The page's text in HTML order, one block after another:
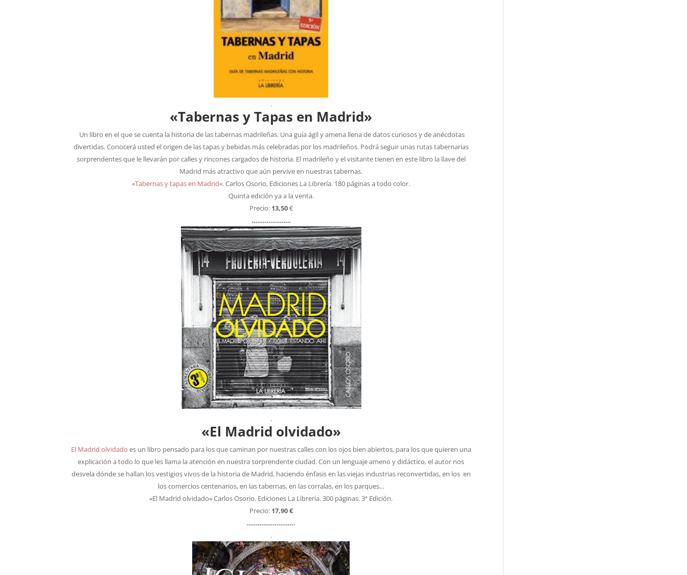
.
«Tabernas y Tapas en Madrid»
Un libro en el que se cuenta la historia de las tabernas madrileñas. Una guía ágil y amena llena de datos curiosos y de anécdotas
divertidas. Conocerá usted el origen de las tapas y bebidas más celebradas por los madrileños. Podrá seguir unas rutas tabernarias
sorprendentes que le llevarán por calles y rincones cargados de historia. El madrileño y el visitante tienen en este libro la llave del
Madrid más atractivo que aún pervive en nuestras tabernas.
«Tabernas y tapas en Madrid«. Carlos Osorio, Ediciones La Librería. 180 páginas a todo color.
Quinta edición ya a la venta.
Precio: 13,50€
…………………
.
«El Madrid olvidado»
El Madrid olvidado es un libro pensado para los que caminan por nuestras calles con los ojos bien abiertos, para los que quieren una
explicación a todo lo que les llama la atención en nuestra sorprendente ciudad. Con un lenguaje ameno y didáctico, el autor nos
desvela dónde se hallan los vestigios vivos de la historia de Madrid, haciendo énfasis en las viejas industrias reconvertidas, en los en
los comercios centenarios, en las tabernas, en las corralas, en los parques…
«El Madrid olvidado» Carlos Osorio. Ediciones La Librería. 300 páginas. 3ª Edición.
Precio: 17,90 €
……………………..
.